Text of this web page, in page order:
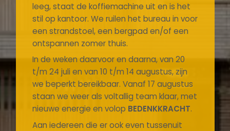
leeg, staat de koffiemachine uit en is het
stil op kantoor. We ruilen het bureau in voor
een strandstoel, een bergpad en/of een
ontspannen zomer thuis.
In de weken daarvoor en daarna, van 20
t/m 24 juli en van 10 t/m 14 augustus, zijn
we beperkt bereikbaar. Vanaf 17 augustus
staan we weer als voltallig team klaar, met
nieuwe energie en volop BEDENKKRACHT.
Aan iedereen die er ook even tussenuit